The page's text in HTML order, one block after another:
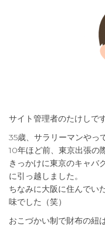
サイト管理者のたけしです
35歳、サラリーマンやっ
10年ほど前、東京出張の
きっかけに東京のキャバ
に引っ越しました。
ちなみに大阪に住んでい
味でした（笑）
おこづかい制で財布の紐